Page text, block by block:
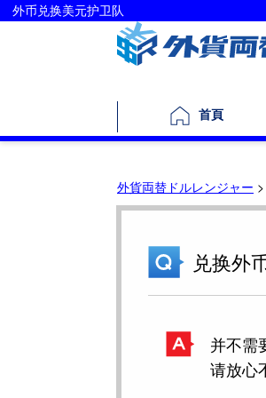
外币兑换美元护卫队
首頁
外貨両替ドルレンジャー >
兑换外
并不需
请放心